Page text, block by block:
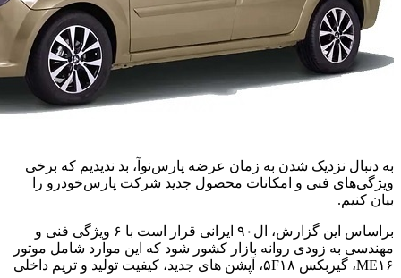
به دنبال نزدیک شدن به زمان عرضه پارس‌نوآ، بد ندیدیم که برخی
ویژگی‌های فنی و امکانات محصول جدید شرکت پارس‌خودرو را
بیان کنیم.
براساس این گزارش، ال۹۰ ایرانی قرار است با ۶ ویژگی فنی و
مهندسی به زودی روانه بازار کشور شود که این موارد شامل موتور
ME۱۶، گیربکس ۵F۱۸، آپشن های جدید، کیفیت تولید و تریم داخلی